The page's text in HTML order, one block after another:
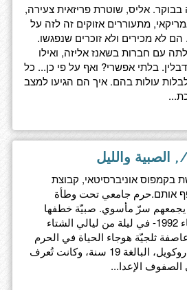
בבוקר. אליס, שוטרת פריזאית צעירה,
מתעוררים אזוקים זה לזה על
לא מכירים ולא זוכרים שנפגשו.
עם חברות בשאנז אליזה, ואילו
בלתי אפשרי? ואף על פי כן... כל
עולות בהם. איך הם הגיעו למצב
والليل
אוניברסיטאי, קבוצת
אותם.حرم جامعي تحت وطأة
يجمعهم سرّ مأسوي. صبيّة خطفها
الليل. كوت دازور، شتاء 1992- في ليلة من ليالي الشتاء
ثلجيّة هوجاء الحياة في الحرم
الجامعي، هربت فينكا روكويل، البالغة 19 سنة، وكانت تُعرف
الصفوف الإعدا...